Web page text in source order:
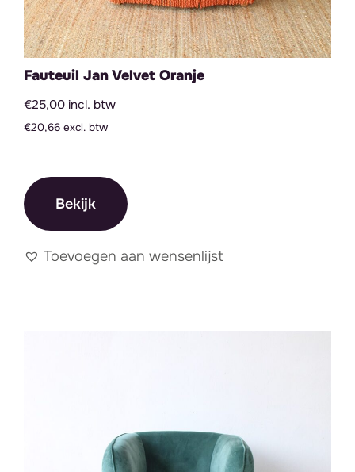
Fauteuil Jan Velvet Oranje
€25,00 incl. btw
€20,66 excl. btw
Bekijk
Toevoegen aan wensenlijst